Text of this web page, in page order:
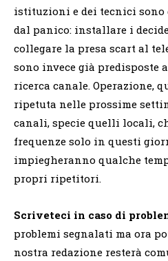
istituzioni e dei tecnici sono
dal panico: installare i
collegare la presa scart al
sono invece già predisposte
ricerca canale. Operazione,
ripetuta nelle prossime
canali, specie quelli locali,
frequenze solo in questi
impiegheranno qualche
propri ripetitori.
Scriveteci in caso di
problemi segnalati ma ora
nostra redazione resterà